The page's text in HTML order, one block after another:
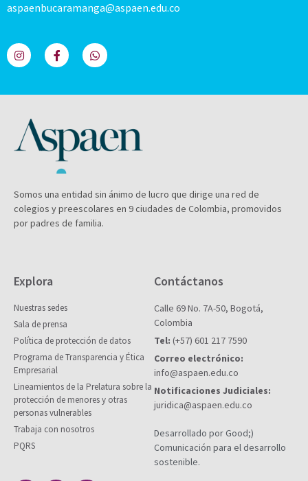
aspaenbucaramanga@aspaen.edu.co
Somos una entidad sin ánimo de lucro que dirige una red de
colegios y preescolares en 9 ciudades de Colombia, promovidos
por padres de familia.
Explora
Nuestras sedes
Sala de prensa
Política de protección de datos
Programa de Transparencia y Ética
Empresarial
Lineamientos de la Prelatura sobre la
protección de menores y otras
personas vulnerables
Trabaja con nosotros
PQRS
Contáctanos
Calle 69 No. 7A-50, Bogotá,
Colombia
Tel: (+57) 601 217 7590
Correo electrónico:
info@aspaen.edu.co
Notificaciones Judiciales:
juridica@aspaen.edu.co
Desarrollado por Good;)
Comunicación para el desarrollo
sostenible.